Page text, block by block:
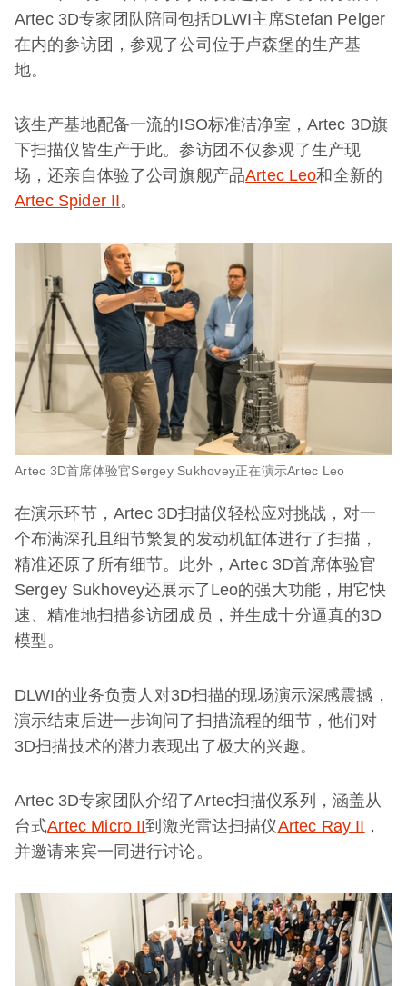
Artec 3D专家团队陪同包括DLWI主席Stefan Pelger
在内的参访团，参观了公司位于卢森堡的生产基
地。
该生产基地配备一流的ISO标准洁净室，Artec 3D旗
下扫描仪皆生产于此。参访团不仅参观了生产现
场，还亲自体验了公司旗舰产品Artec Leo和全新的
Artec Spider II。
Artec 3D首席体验官Sergey Sukhovey正在演示Artec Leo
在演示环节，Artec 3D扫描仪轻松应对挑战，对一
个布满深孔且细节繁复的发动机缸体进行了扫描，
精准还原了所有细节。此外，Artec 3D首席体验官
Sergey Sukhovey还展示了Leo的强大功能，用它快
速、精准地扫描参访团成员，并生成十分逼真的3D
模型。
DLWI的业务负责人对3D扫描的现场演示深感震撼，
演示结束后进一步询问了扫描流程的细节，他们对
3D扫描技术的潜力表现出了极大的兴趣。
Artec 3D专家团队介绍了Artec扫描仪系列，涵盖从
台式Artec Micro II到激光雷达扫描仪Artec Ray II ，
并邀请来宾一同进行讨论。